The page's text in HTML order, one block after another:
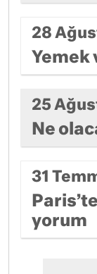
28
Yemek
25
Ne
31
yorum